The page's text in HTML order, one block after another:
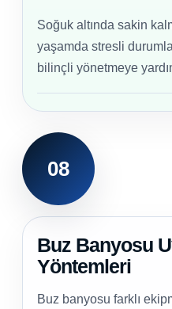
Soğuk altında sakin
yaşamda stresli
bilinçli yönetmeye
08
Buz Banyosu
Yöntemleri
Buz banyosu farklı